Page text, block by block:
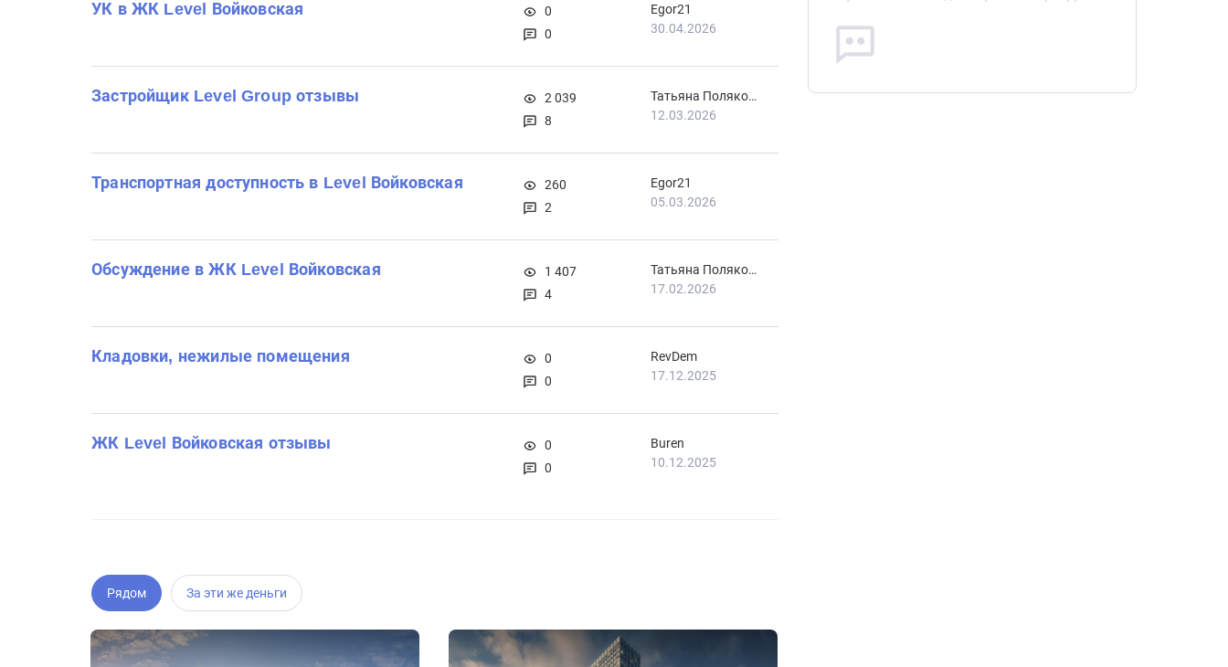
УК в ЖК Level Войковская
0
0
Egor21
30.04.2026
Застройщик Level Group отзывы
2 039
8
Татьяна Полякова
12.03.2026
Транспортная доступность в Level Войковская
260
2
Egor21
05.03.2026
Обсуждение в ЖК Level Войковская
1 407
4
Татьяна Полякова
17.02.2026
Кладовки, нежилые помещения
0
0
RevDem
17.12.2025
ЖК Level Войковская отзывы
0
0
Buren
10.12.2025
Рядом За эти же деньги